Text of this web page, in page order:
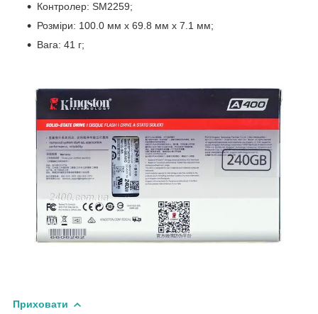
Контролер: SM2259;
Розміри: 100.0 мм x 69.8 мм x 7.1 мм;
Вага: 41 г;
Приховати